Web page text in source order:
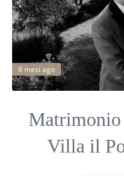
8 mesi ago
Villa il